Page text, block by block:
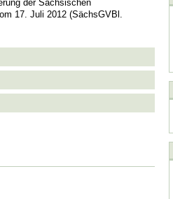
der Sächsischen
17. Juli 2012 (SächsGVBl.